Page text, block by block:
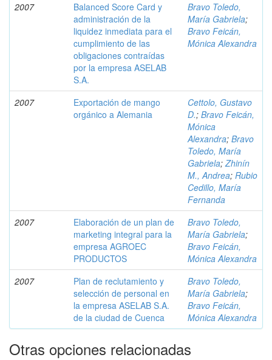
2007
Balanced Score Card y
administración de la
liquidez inmediata para el
cumplimiento de las
obligaciones contraídas
por la empresa ASELAB
S.A.
Bravo Toledo,
María Gabriela;
Bravo Feicán,
Mónica Alexandra
2007
Exportación de mango
orgánico a Alemania
Cettolo, Gustavo
D.; Bravo Feicán,
Mónica
Alexandra; Bravo
Toledo, María
Gabriela;Zhinín
M., Andrea; Rubio
Cedillo, María
Fernanda
2007
Elaboración de un plan de
marketing integral para la
empresa AGROEC
PRODUCTOS
Bravo Toledo,
María Gabriela;
Bravo Feicán,
Mónica Alexandra
2007
Plan de reclutamiento y
selección de personal en
la empresa ASELAB S.A.
de la ciudad de Cuenca
Bravo Toledo,
María Gabriela;
Bravo Feicán,
Mónica Alexandra
Otras opciones relacionadas